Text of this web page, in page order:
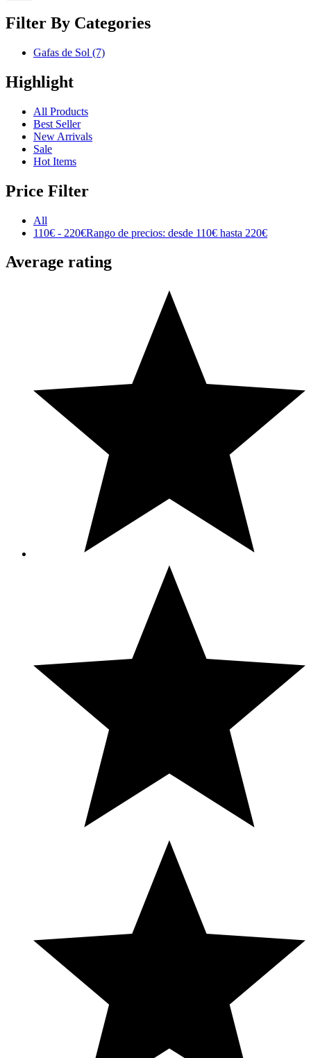
Filter By Categories
Gafas de Sol (7)
Highlight
All Products
Best Seller
New Arrivals
Sale
Hot Items
Price Filter
All
110€ - 220€Rango de precios: desde 110€ hasta 220€
Average rating